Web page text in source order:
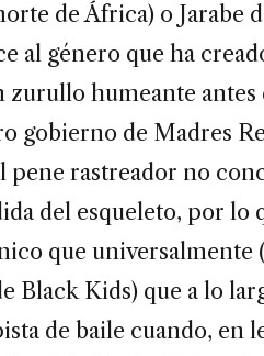
de África) o Jarabe
al género que ha
zurullo humeante
gobierno de Madres
pene rastreador no
del esqueleto, por lo
que universalmente
Black Kids) que a lo
de baile cuando, en